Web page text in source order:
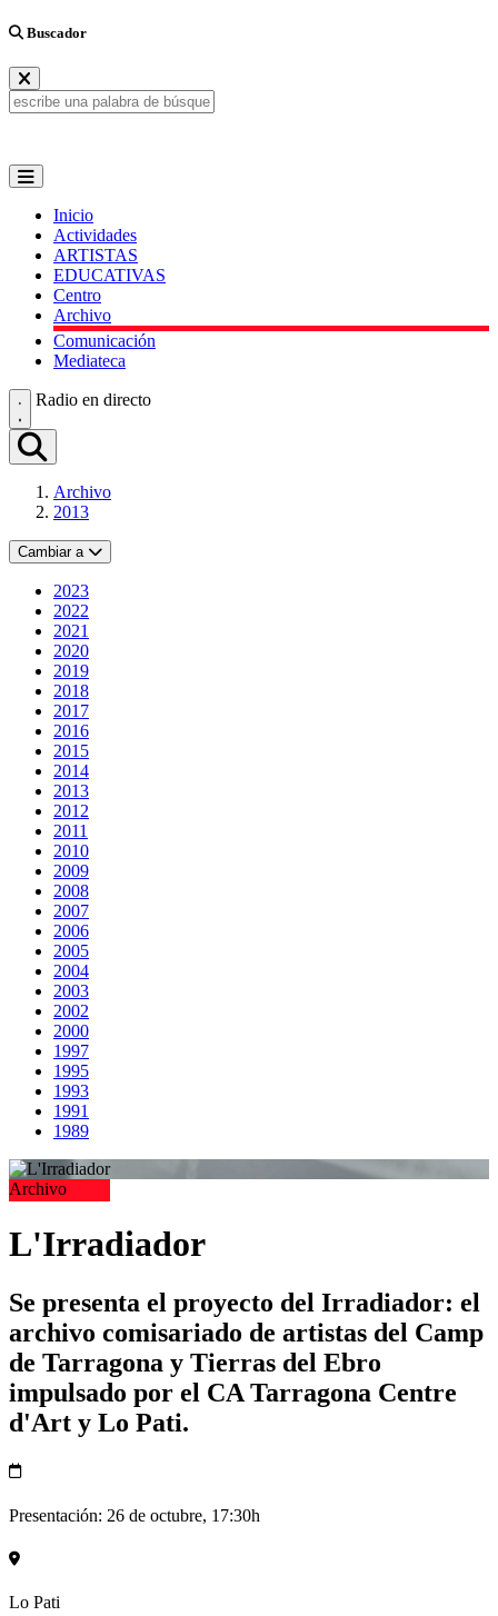
Buscador
Inicio
Actividades
ARTISTAS
EDUCATIVAS
Centro
Archivo
Comunicación
Mediateca
Radio en directo
Archivo
2013
Cambiar a
2023
2022
2021
2020
2019
2018
2017
2016
2015
2014
2013
2012
2011
2010
2009
2008
2007
2006
2005
2004
2003
2002
2000
1997
1995
1993
1991
1989
Archivo
L'Irradiador
Se presenta el proyecto del Irradiador: el
archivo comisariado de artistas del Camp
de Tarragona y Tierras del Ebro
impulsado por el CA Tarragona Centre
d'Art y Lo Pati.
Presentación: 26 de octubre, 17:30h
Lo Pati